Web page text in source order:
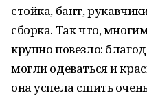
стойка, бант,
сборка. Так что,
крупно повезло:
могли одеваться и
она успела сшить